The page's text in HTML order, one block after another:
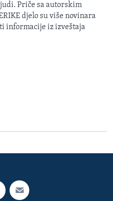
Priče sa autorskim
djelo su više novinara
informacije iz izveštaja